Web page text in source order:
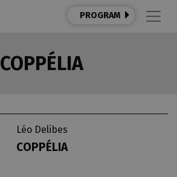
PROGRAM
COPPÉLIA
Léo Delibes
COPPÉLIA